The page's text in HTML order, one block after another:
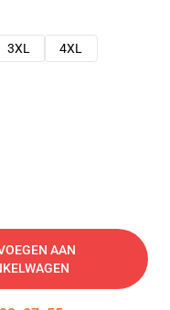
3XL
4XL
AAN